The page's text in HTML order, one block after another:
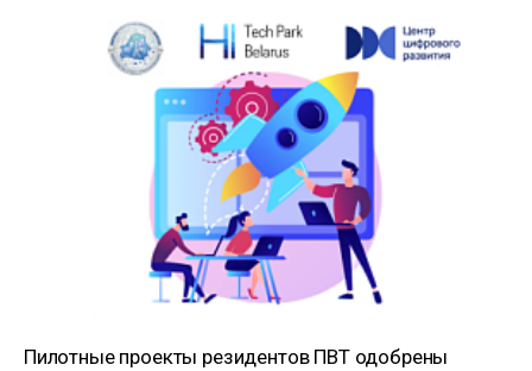
Пилотные проекты резидентов ПВТ одобрены